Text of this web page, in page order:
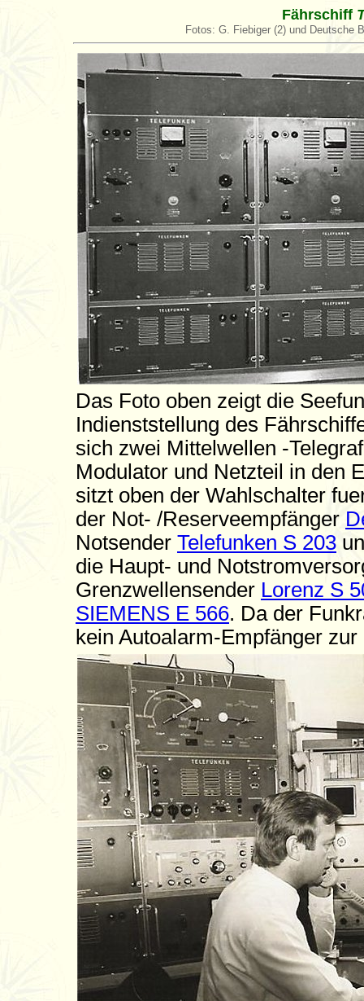
Fährschiff
Fotos: G. Fiebiger (2) und Deutsche
Das Foto oben zeigt die
Indienststellung des
sich zwei Mittelwellen -
Modulator und Netzteil in den
sitzt oben der Wahlschalter
der Not- /Reserveempfänger
Notsender Telefunken S 203
die Haupt- und
Grenzwellensender Lorenz S
SIEMENS E 566. Da der
kein Autoalarm-Empfänger